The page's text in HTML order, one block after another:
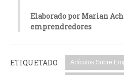
Elaborado por Marian
emprendredores
ETIQUETADO Artículos Sobre